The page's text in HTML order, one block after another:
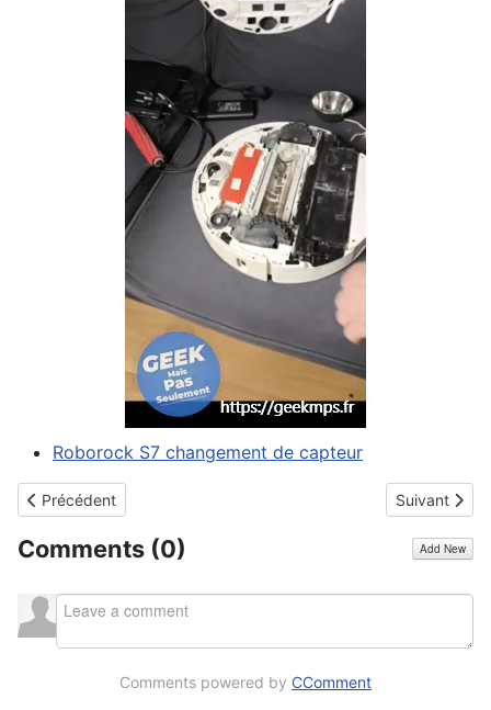
Roborock S7 changement de capteur
Article précédent : Commande radio pour brider débrider une
Précédent Article
Suivant
Comments (0) Add New
Comments powered by CComment